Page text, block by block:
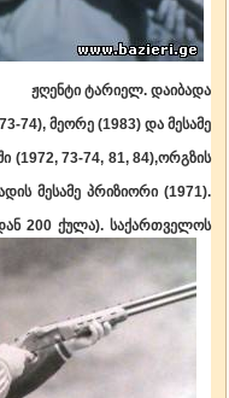
ჟღენტი ტარიელ. დაიბადა
74), მეორე (1983) და მესამე
(1972, 73-74, 81, 84),ორგზის
მესამე პრიზიორი (1971).
200 ქულა). საქართველოს